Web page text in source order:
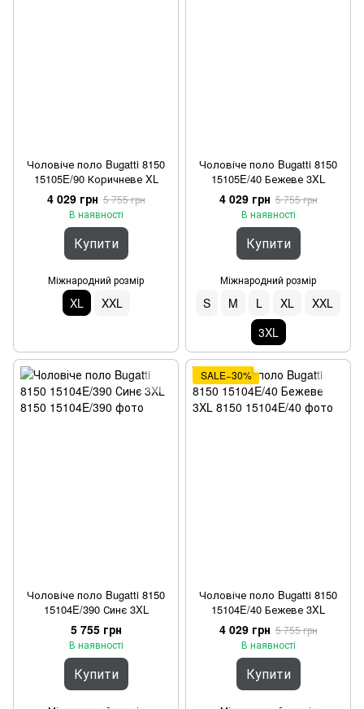
Чоловіче поло Bugatti 8150
15105E/90 Коричневе XL
4 029 грн 5 755 грн
В наявності
Купити
Міжнародний розмір
XL XXL
Чоловіче поло Bugatti 8150
15105E/40 Бежеве 3XL
4 029 грн 5 755 грн
В наявності
Купити
Міжнародний розмір
S M L XL
XXL
3XL
Чоловіче поло Bugatti 8150
15104E/390 Синє 3XL
5 755 грн
В наявності
Купити
SALE−30%
Чоловіче поло Bugatti 8150
15104E/40 Бежеве 3XL
4 029 грн 5 755 грн
В наявності
Купити